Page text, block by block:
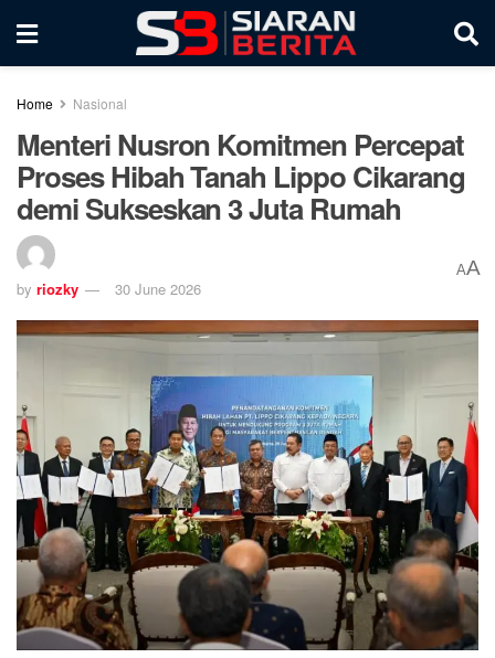
Home Nasional
Menteri Nusron Komitmen Percepat
Proses Hibah Tanah Lippo Cikarang
demi Sukseskan 3 Juta Rumah
by riozky 30 June 2026
AA